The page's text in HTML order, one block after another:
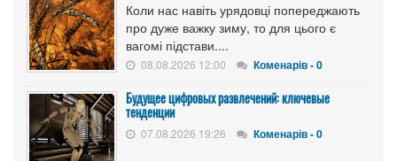
Коли нас навіть урядовці попереджають
про дуже важку зиму, то для цього є
вагомі підстави....
08.08.2026 12:00 Коменарів - 0
Будущее цифровых развлечений: ключевые
тенденции
07.08.2026 19:26 Коменарів - 0